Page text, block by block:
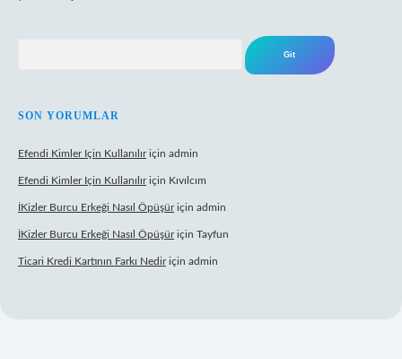
SON YORUMLAR
Efendi Kimler Için Kullanılıriçin admin
Efendi Kimler Için Kullanılıriçin Kıvılcım
İKizler Burcu Erkeği Nasıl Öpüşüriçin admin
İKizler Burcu Erkeği Nasıl Öpüşüriçin Tayfun
Ticari Kredi Kartının Farkı Nediriçin admin